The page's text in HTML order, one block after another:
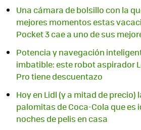
Una cámara de bolsillo con la
mejores momentos estas
Pocket 3 cae a uno de sus
Potencia y navegación
imbatible: este robot aspirador
Pro tiene descuentazo
Hoy en Lidl (y a mitad de precio)
palomitas de Coca-Cola que es
noches de pelis en casa